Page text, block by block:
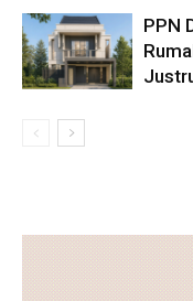
PPN